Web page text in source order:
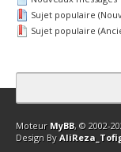
Sujet populaire
Sujet populaire
Contact Club
Moteur MyBB, © 2002-
Design By